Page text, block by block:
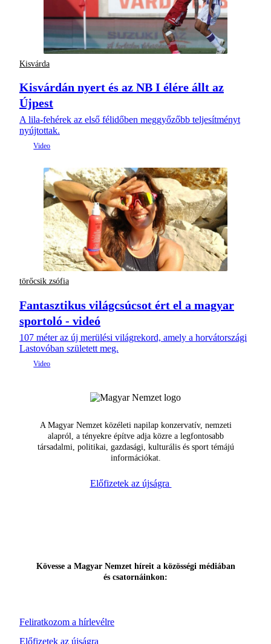
Kisvárda
Kisvárdán nyert és az NB I élére állt az
Újpest
A lila-fehérek az első félidőben meggyőzőbb teljesítményt
nyújtottak.
törőcsik zsófia
Fantasztikus világcsúcsot ért el a magyar
sportoló - videó
107 méter az új merülési világrekord, amely a horvátországi
Lastovóban született meg.
A Magyar Nemzet közéleti napilap konzervatív, nemzeti
alapról, a tényekre építve adja közre a legfontosabb
társadalmi, politikai, gazdasági, kulturális és sport témájú
információkat.
Előfizetek az újságra
Feliratkozom a hírlevélre
Kövesse a Magyar Nemzet híreit a közösségi médiában
és csatornáinkon:
Előfizetek az újságra